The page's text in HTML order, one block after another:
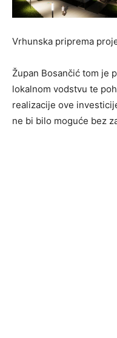
Vrhunska priprema
Župan Bosančić tom je
lokalnom vodstvu te
realizacije ove
ne bi bilo moguće bez